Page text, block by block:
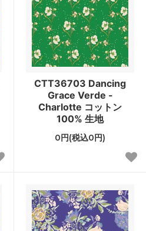
CTT36703 Dancing
Grace Verde -
Charlotte コットン
100% 生地
0円(税込0円)